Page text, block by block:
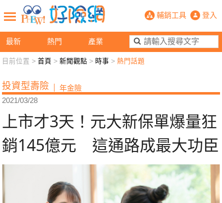
最新 熱門 產業
上市才3天！元大新保單爆量狂銷
輔銷工具 登入
新聞觀點 業務交流 好險懂生活
退休先準備 好險學堂 輔銷工具 活動專區
目前位置 >首頁 >新聞觀點 > 時事 >熱門話題
投資型壽險 年金險
2021/03/28
上市才3天！元大新保單爆量狂
銷145億元 這通路成最大功臣